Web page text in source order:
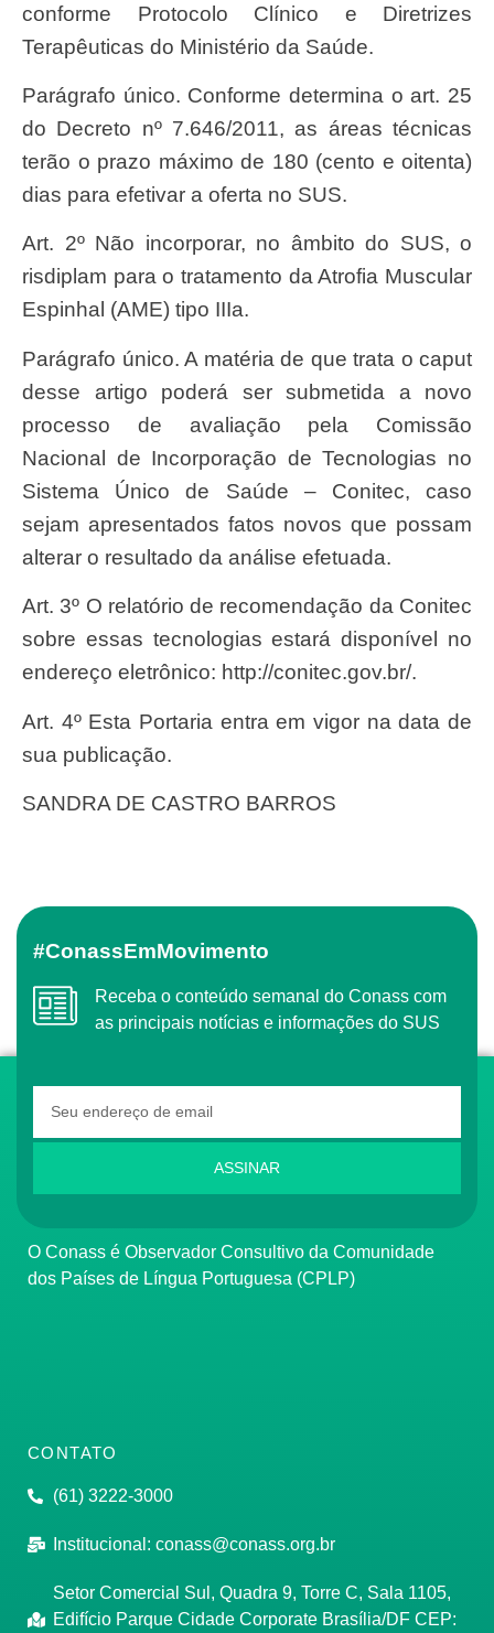
conforme Protocolo Clínico e Diretrizes
Terapêuticas do Ministério da Saúde.
Parágrafo único. Conforme determina o art. 25
do Decreto nº 7.646/2011, as áreas técnicas
terão o prazo máximo de 180 (cento e oitenta)
dias para efetivar a oferta no SUS.
Art. 2º Não incorporar, no âmbito do SUS, o
risdiplam para o tratamento da Atrofia Muscular
Espinhal (AME) tipo IIIa.
Parágrafo único. A matéria de que trata o caput
desse artigo poderá ser submetida a novo
processo de avaliação pela Comissão
Nacional de Incorporação de Tecnologias no
Sistema Único de Saúde – Conitec, caso
sejam apresentados fatos novos que possam
alterar o resultado da análise efetuada.
Art. 3º O relatório de recomendação da Conitec
sobre essas tecnologias estará disponível no
endereço eletrônico: http://conitec.gov.br/.
Art. 4º Esta Portaria entra em vigor na data de
sua publicação.
SANDRA DE CASTRO BARROS
#ConassEmMovimento
Receba o conteúdo semanal do Conass com
as principais notícias e informações do SUS
ASSINAR
O Conass é Observador Consultivo da Comunidade
dos Países de Língua Portuguesa (CPLP)
CONTATO
(61) 3222-3000
Institucional: conass@conass.org.br
Setor Comercial Sul, Quadra 9, Torre C, Sala 1105,
Edifício Parque Cidade Corporate Brasília/DF CEP: